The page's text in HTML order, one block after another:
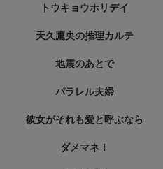
トウキョウホリデイ
天久鷹央の推理カルテ
地震のあとで
パラレル夫婦
彼女がそれも愛と呼ぶなら
ダメマネ！